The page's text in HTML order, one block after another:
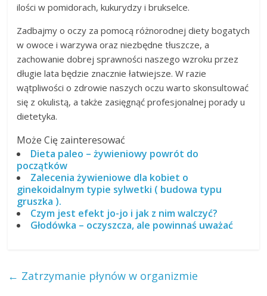
ilości w pomidorach, kukurydzy i brukselce.
Zadbajmy o oczy za pomocą różnorodnej diety bogatych
w owoce i warzywa oraz niezbędne tłuszcze, a
zachowanie dobrej sprawności naszego wzroku przez
długie lata będzie znacznie łatwiejsze. W razie
wątpliwości o zdrowie naszych oczu warto skonsultować
się z okulistą, a także zasięgnąć profesjonalnej porady u
dietetyka.
Może Cię zainteresować
Dieta paleo – żywieniowy powrót do
początków
Zalecenia żywieniowe dla kobiet o
ginekoidalnym typie sylwetki ( budowa typu
gruszka ).
Czym jest efekt jo-jo i jak z nim walczyć?
Głodówka – oczyszcza, ale powinnaś uważać
← Zatrzymanie płynów w organizmie